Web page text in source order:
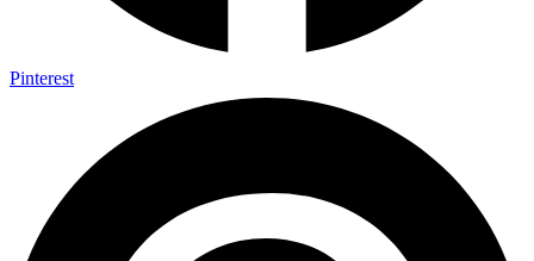
Pinterest